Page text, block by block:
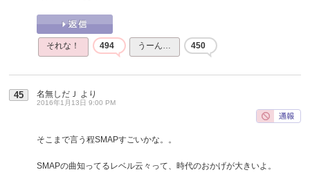
それな！ 494 うーん… 450
45 名無しだＪ より
2016年1月13日 9:00 PM
そこまで言う程SMAPすごいかな。。
SMAPの曲知ってるレベル云々って、時代のおかげが大きいよ。